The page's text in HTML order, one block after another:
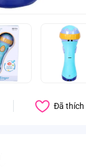
Đã thích